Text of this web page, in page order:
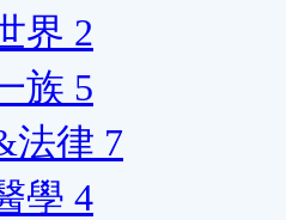
界 2
族 5
法律 7
學 4